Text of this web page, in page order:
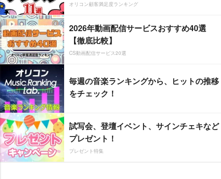
オリコン顧客満足度ランキング
2026年動画配信サービスおすすめ40選
【徹底比較】
CS動画配信サービス20選
毎週の音楽ランキングから、ヒットの推移
をチェック！
試写会、登壇イベント、サインチェキなど
プレゼント！
プレゼント特集